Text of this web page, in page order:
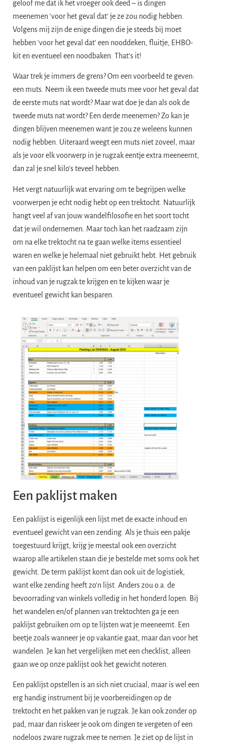
geloof me dat ik het vroeger ook deed – is dingen
meenemen ‘voor het geval dat’ je ze zou nodig hebben.
Volgens mij zijn de enige dingen die je steeds bij moet
hebben ‘voor het geval dat’ een nooddeken, fluitje, EHBO-
kit en eventueel een noodbaken. That’s it!
Waar trek je immers de grens? Om een voorbeeld te geven:
een muts. Neem ik een tweede muts mee voor het geval dat
de eerste muts nat wordt? Maar wat doe je dan als ook de
tweede muts nat wordt? Een derde meenemen? Zo kan je
dingen blijven meenemen want je zou ze weleens kunnen
nodig hebben. Uiteraard weegt een muts niet zoveel, maar
als je voor elk voorwerp in je rugzak eentje extra meeneemt,
dan zal je snel kilo’s teveel hebben.
Het vergt natuurlijk wat ervaring om te begrijpen welke
voorwerpen je echt nodig hebt op een trektocht. Natuurlijk
hangt veel af van jouw wandelfilosofie en het soort tocht
dat je wil ondernemen. Maar toch kan het raadzaam zijn
om na elke trektocht na te gaan welke items essentieel
waren en welke je helemaal niet gebruikt hebt. Het gebruik
van een paklijst kan helpen om een beter overzicht van de
inhoud van je rugzak te krijgen en te kijken waar je
eventueel gewicht kan besparen.
Een paklijst maken
Een paklijst is eigenlijk een lijst met de exacte inhoud en
eventueel gewicht van een zending. Als je thuis een pakje
toegestuurd krijgt, krijg je meestal ook een overzicht
waarop alle artikelen staan die je bestelde met soms ook het
gewicht. De term paklijst komt dan ook uit de logistiek,
want elke zending heeft zo’n lijst. Anders zou o.a. de
bevoorrading van winkels volledig in het honderd lopen. Bij
het wandelen en/of plannen van trektochten ga je een
paklijst gebruiken om op te lijsten wat je meeneemt. Een
beetje zoals wanneer je op vakantie gaat, maar dan voor het
wandelen. Je kan het vergelijken met een checklist, alleen
gaan we op onze paklijst ook het gewicht noteren.
Een paklijst opstellen is an sich niet cruciaal, maar is wel een
erg handig instrument bij je voorbereidingen op de
trektocht en het pakken van je rugzak. Je kan ook zonder op
pad, maar dan riskeer je ook om dingen te vergeten of een
nodeloos zware rugzak mee te nemen. Je ziet op de lijst in